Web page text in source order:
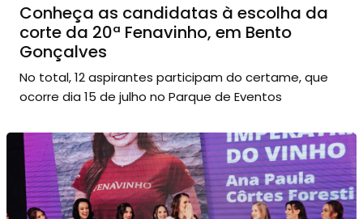
Conheça as candidatas à escolha da
corte da 20ª Fenavinho, em Bento
Gonçalves
No total, 12 aspirantes participam do certame, que
ocorre dia 15 de julho no Parque de Eventos